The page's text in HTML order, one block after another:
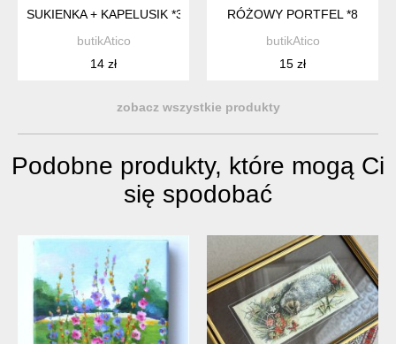
SUKIENKA + KAPELUSIK *39
butikAtico
14 zł
RÓŻOWY PORTFEL *8
butikAtico
15 zł
zobacz wszystkie produkty
Podobne produkty, które mogą Ci
się spodobać